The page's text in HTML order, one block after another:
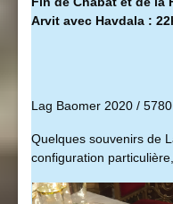
Arvit avec Havdala :
Lag Baomer 2020 / 5780
Quelques souvenirs de
configuration